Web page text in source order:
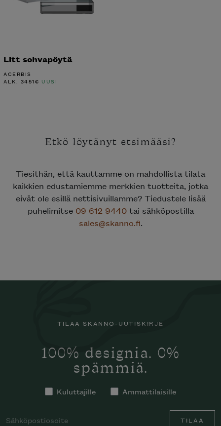
Litt sohvapöytä
ACERBIS
ALK. 3451€ UUSI
Etkö löytänyt etsimääsi?
Tiesithän, että kauttamme on mahdollista tilata
kaikkien edustamiemme merkkien tuotteita, jotka
eivät ole esillä nettisivuillamme? Tiedustele lisää
puhelimitse 09 612 9440tai sähköpostilla
sales@skanno.fi.
TILAA SKANNO-UUTISKIRJE
100% designia. 0%
spämmiä.
Kuluttajille Ammattilaisille
TILAA